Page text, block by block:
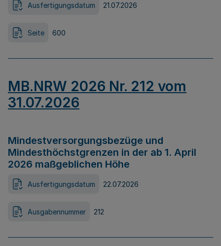
Ausfertigungsdatum 21.07.2026
Seite 600
MB.NRW 2026 Nr. 212 vom
31.07.2026
Mindestversorgungsbezüge und
Mindesthöchstgrenzen in der ab 1. April
2026 maßgeblichen Höhe
Ausfertigungsdatum 22.07.2026
Ausgabennummer 212